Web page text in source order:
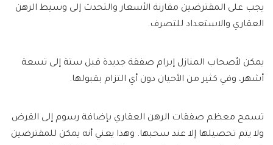
يجب على المقترضين مقارنة الأسعار والتحدث إلى وسيط الرهن
العقاري والاستعداد للتصرف.
يمكن لأصحاب المنازل إبرام صفقة جديدة قبل ستة إلى تسعة
أشهر، وفي كثير من الأحيان دون أي التزام بقبولها.
تسمح معظم صفقات الرهن العقاري بإضافة رسوم إلى القرض
ولا يتم تحصيلها إلا عند سحبها. وهذا يعني أنه يمكن للمقترضين